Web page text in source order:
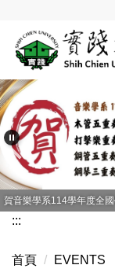
主
內
容
區
賀音樂學系114學年度全
:::
首頁 EVENTS